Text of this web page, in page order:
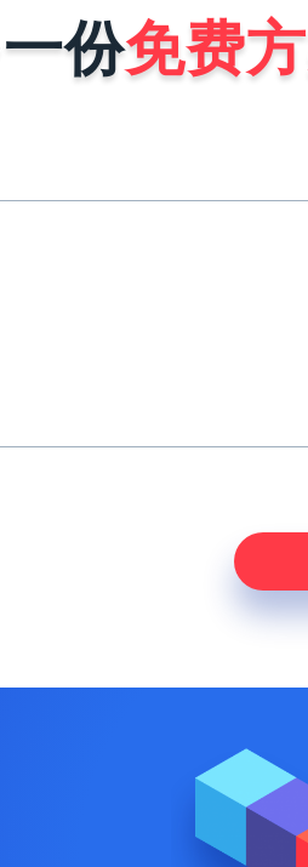
下这几点。1、小程
份免费